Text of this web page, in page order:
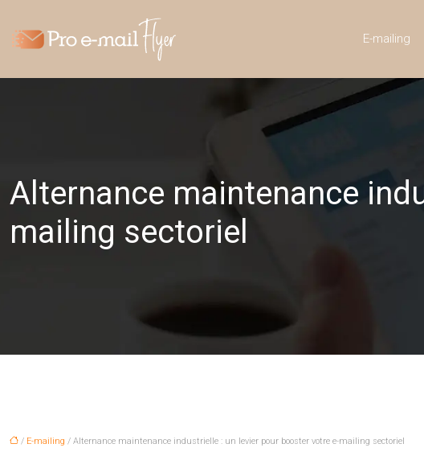
E-mailing
Alternance maintenance
mailing sectoriel
/ E-mailing / Alternance maintenance industrielle : un levier pour booster votre e-mailing sectoriel